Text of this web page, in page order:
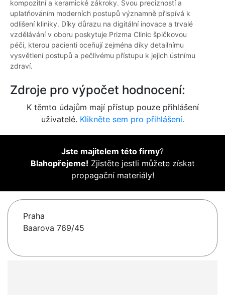
kompozitní a keramické zákroky. Svou precizností a
uplatňováním moderních postupů významně přispívá k
odlišení kliniky. Díky důrazu na digitální inovace a trvalé
vzdělávání v oboru poskytuje Prizma Clinic špičkovou
péči, kterou pacienti oceňují zejména díky detailnímu
vysvětlení postupů a pečlivému přístupu k jejich ústnímu
zdraví.
Zdroje pro výpočet hodnocení:
K těmto údajům mají přístup pouze přihlášení
uživatelé. Klikněte sem pro přihlášení.
Jste majitelem této firmy?
Blahopřejeme! Zjistěte jestli můžete získat
propagační materiály!
Praha
Baarova 769/45